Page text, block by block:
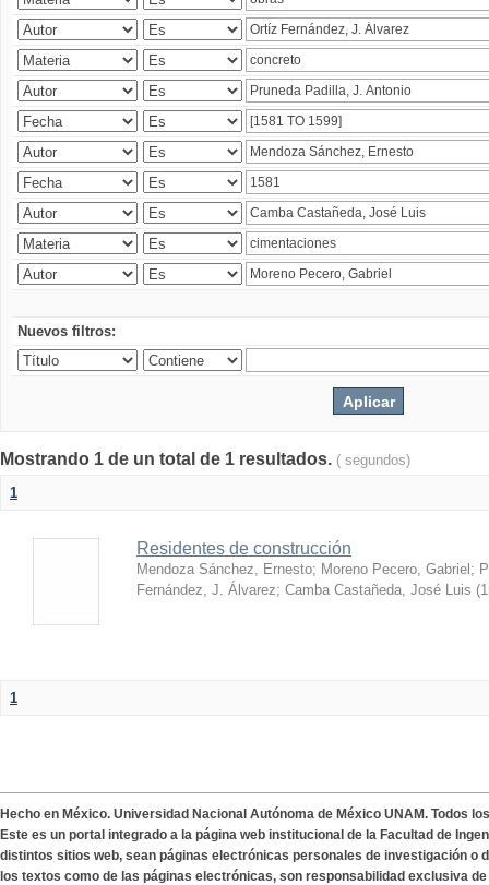
Nuevos filtros:
Mostrando 1 de un total de 1 resultados. ( segundos)
1
Residentes de construcción
Mendoza Sánchez, Ernesto; Moreno Pecero, Gabriel ;
Fernández, J. Álvarez; Camba Castañeda, José Luis (
1
Hecho en México. Universidad Nacional Autónoma de México UNAM. Todos
Este es un portal integrado a la página web institucional de la Facultad de
distintos sitios web, sean páginas electrónicas personales de investigación o
los textos como de las páginas electrónicas, son responsabilidad exclusiva